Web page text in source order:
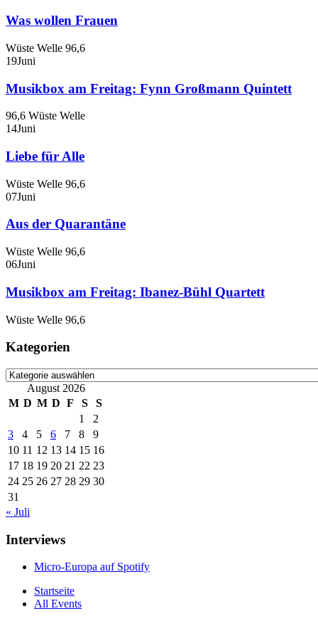
Was wollen Frauen
Wüste Welle 96,6
19Juni
Musikbox am Freitag: Fynn Großmann Quintett
96,6 Wüste Welle
14Juni
Liebe für Alle
Wüste Welle 96,6
07Juni
Aus der Quarantäne
Wüste Welle 96,6
06Juni
Musikbox am Freitag: Ibanez-Bühl Quartett
Wüste Welle 96,6
Kategorien
Kategorien
August 2026
M D M D F S
S
1
2
3
4 5 6 7 8
9
10 11 12 13 14 15 16
17 18 19 20 21 22 23
24 25 26 27 28 29 30
31
« Juli
Interviews
Micro-Europa auf Spotify
Startseite
All Events